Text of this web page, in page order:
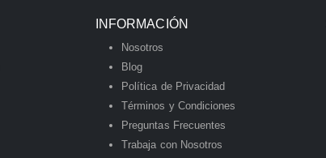
INFORMACIÓN
Nosotros
Blog
Política de Privacidad
Términos y Condiciones
Preguntas Frecuentes
Trabaja con Nosotros